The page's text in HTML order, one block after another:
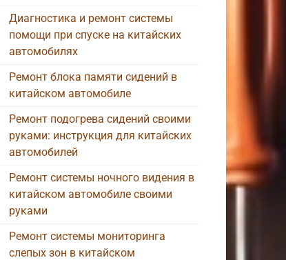
Диагностика и ремонт системы
помощи при спуске на китайских
автомобилях
Ремонт блока памяти сидений в
китайском автомобиле
Ремонт подогрева сидений своими
руками: инструкция для китайских
автомобилей
Ремонт системы ночного видения в
китайском автомобиле своими
руками
Ремонт системы мониторинга
слепых зон в китайском